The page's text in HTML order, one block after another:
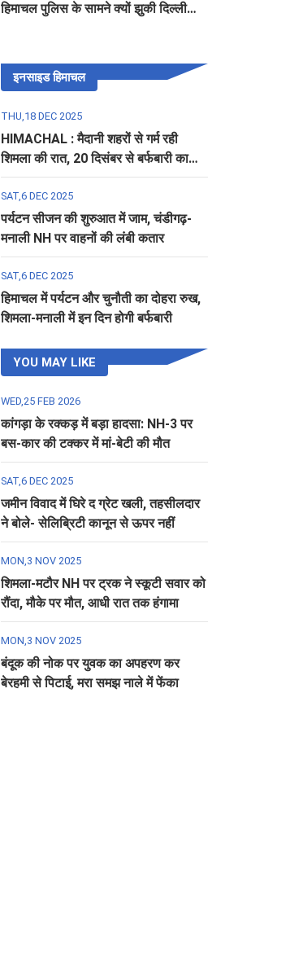
हिमाचल पुलिस के सामने क्यों झुकी दिल्ली
इनसाइड हिमाचल
THU,18 DEC 2025
HIMACHAL : मैदानी शहरों से गर्म रही
शिमला की रात, 20 दिसंबर से बर्फबारी का
अलर्ट
SAT,6 DEC 2025
पर्यटन सीजन की शुरुआत में जाम, चंडीगढ़-
मनाली NH पर वाहनों की लंबी कतार
SAT,6 DEC 2025
हिमाचल में पर्यटन और चुनौती का दोहरा रुख,
शिमला-मनाली में इन दिन होगी बर्फबारी
YOU MAY LIKE
WED,25 FEB 2026
कांगड़ा के रक्कड़ में बड़ा हादसा: NH-3 पर
बस-कार की टक्कर में मां-बेटी की मौत
SAT,6 DEC 2025
जमीन विवाद में घिरे द ग्रेट खली, तहसीलदार
ने बोले- सेलिब्रिटी कानून से ऊपर नहीं
MON,3 NOV 2025
शिमला-मटौर NH पर ट्रक ने स्कूटी सवार को
रौंदा, मौके पर मौत, आधी रात तक हंगामा
MON,3 NOV 2025
बंदूक की नोक पर युवक का अपहरण कर
बेरहमी से पिटाई, मरा समझ नाले में फेंका